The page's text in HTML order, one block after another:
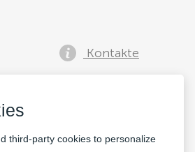
Kontakte
third-party cookies to personalize